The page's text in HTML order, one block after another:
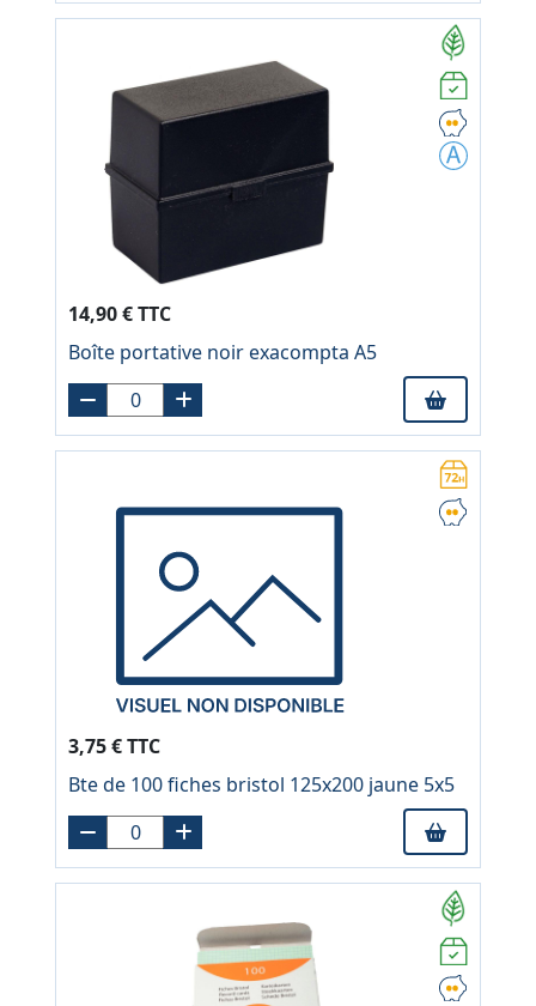
14,90 € TTC
Boîte portative noir exacompta A5
3,75 € TTC
Bte de 100 fiches bristol 125x200 jaune 5x5